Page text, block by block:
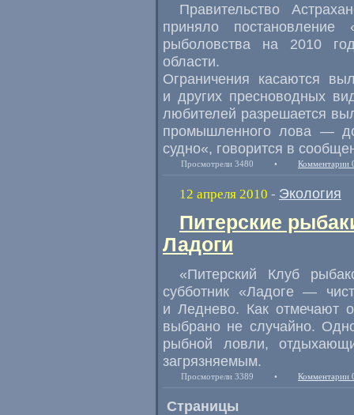
Правительство
приняло постановление
рыболовства на 2010
области.
Ограничения касаются
и других пресноводных
любителей разрешается
промышленного лова —
судно«, говорится в
Просмотрели 3480 • Комментарии
12 апреля 2010 - Экология
Питерские
Ладоги
«Питерский Клуб
субботник «Ладоге —
и Леднево. Как отмечают
выбрано не случайно.
рыбной ловли,
загрязняемым.
Просмотрели 3389 • Комментарии
Страницы